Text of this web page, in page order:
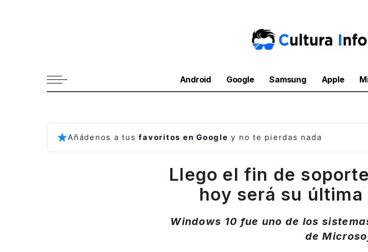
Android Google Samsung Apple
Añádenos a tusfavoritos en Google y no te pierdas nada
Llego el fin de
hoy será su
Windows 10 fue uno de los
de